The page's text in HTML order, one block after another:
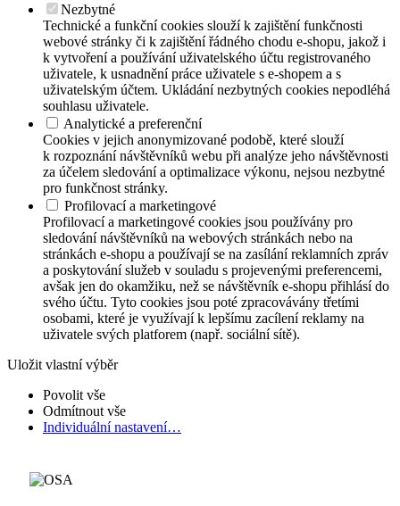
Nezbytné
Technické a funkční cookies slouží k zajištění funkčnosti
webové stránky či k zajištění řádného chodu e-shopu, jakož i
k vytvoření a používání uživatelského účtu registrovaného
uživatele, k usnadnění práce uživatele s e-shopem a s
uživatelským účtem. Ukládání nezbytných cookies nepodléhá
souhlasu uživatele.
Analytické a preferenční
Cookies v jejich anonymizované podobě, které slouží
k rozpoznání návštěvníků webu při analýze jeho návštěvnosti
za účelem sledování a optimalizace výkonu, nejsou nezbytné
pro funkčnost stránky.
Profilovací a marketingové
Profilovací a marketingové cookies jsou používány pro
sledování návštěvníků na webových stránkách nebo na
stránkách e-shopu a používají se na zasílání reklamních zpráv
a poskytování služeb v souladu s projevenými preferencemi,
avšak jen do okamžiku, než se návštěvník e-shopu přihlásí do
svého účtu. Tyto cookies jsou poté zpracovávány třetími
osobami, které je využívají k lepšímu zacílení reklamy na
uživatele svých platforem (např. sociální sítě).
Uložit vlastní výběr
Povolit vše
Odmítnout vše
Individuální nastavení…